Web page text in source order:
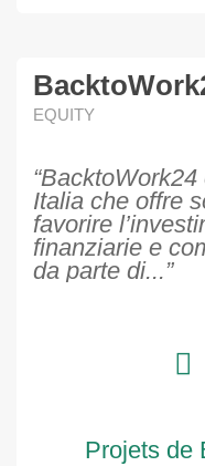
EQUITY
Italia che offre
favorire
finanziarie e
da parte di...”
Projets de